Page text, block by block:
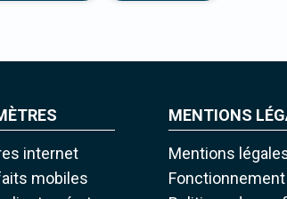
internet
mobiles
MENTIONS
Mentions